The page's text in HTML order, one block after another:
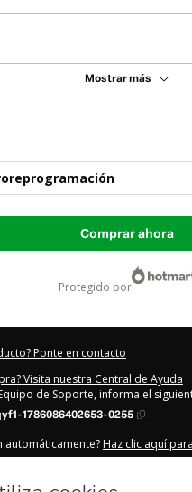
Mostrar más
Comprar ahora
protegido por
Ponte en contacto
Visita nuestra Central de Ayuda
de Soporte, informa el
1786086402653-0255
automáticamente? Haz clic aquí
declaro que (i) entiendo que
Neurociencia y Educación